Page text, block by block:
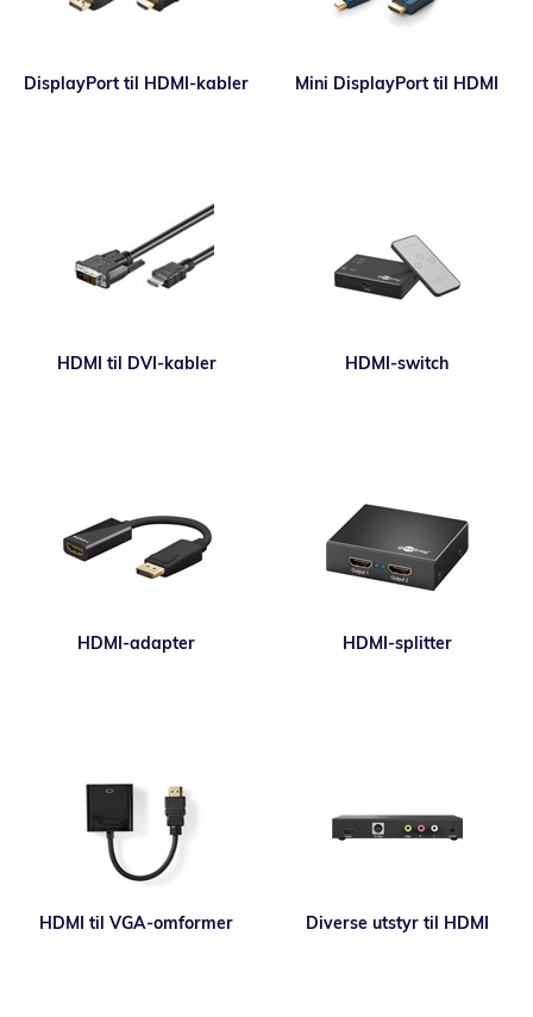
DisplayPort til HDMI-kabler Mini DisplayPort til HDMI
HDMI til DVI-kabler HDMI-switch
HDMI-adapter HDMI-splitter
HDMI til VGA-omformer Diverse utstyr til HDMI